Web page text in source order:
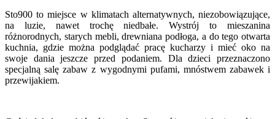
Sto900 to miejsce w klimatach alternatywnych, niezobowiązujące,
na luzie, nawet trochę niedbałe. Wystrój to mieszanina
różnorodnych, starych mebli, drewniana podłoga, a do tego otwarta
kuchnia, gdzie można podglądać pracę kucharzy i mieć oko na
swoje dania jeszcze przed podaniem. Dla dzieci przeznaczono
specjalną salę zabaw z wygodnymi pufami, mnóstwem zabawek i
przewijakiem.